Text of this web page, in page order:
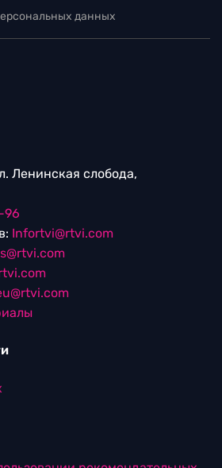
данных
Ленинская слобода,
96
Infortvi@rtvi.com